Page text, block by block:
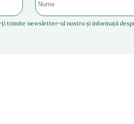
trimite newsletter-ul nostru și informații